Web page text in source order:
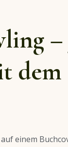
–
dem
einem